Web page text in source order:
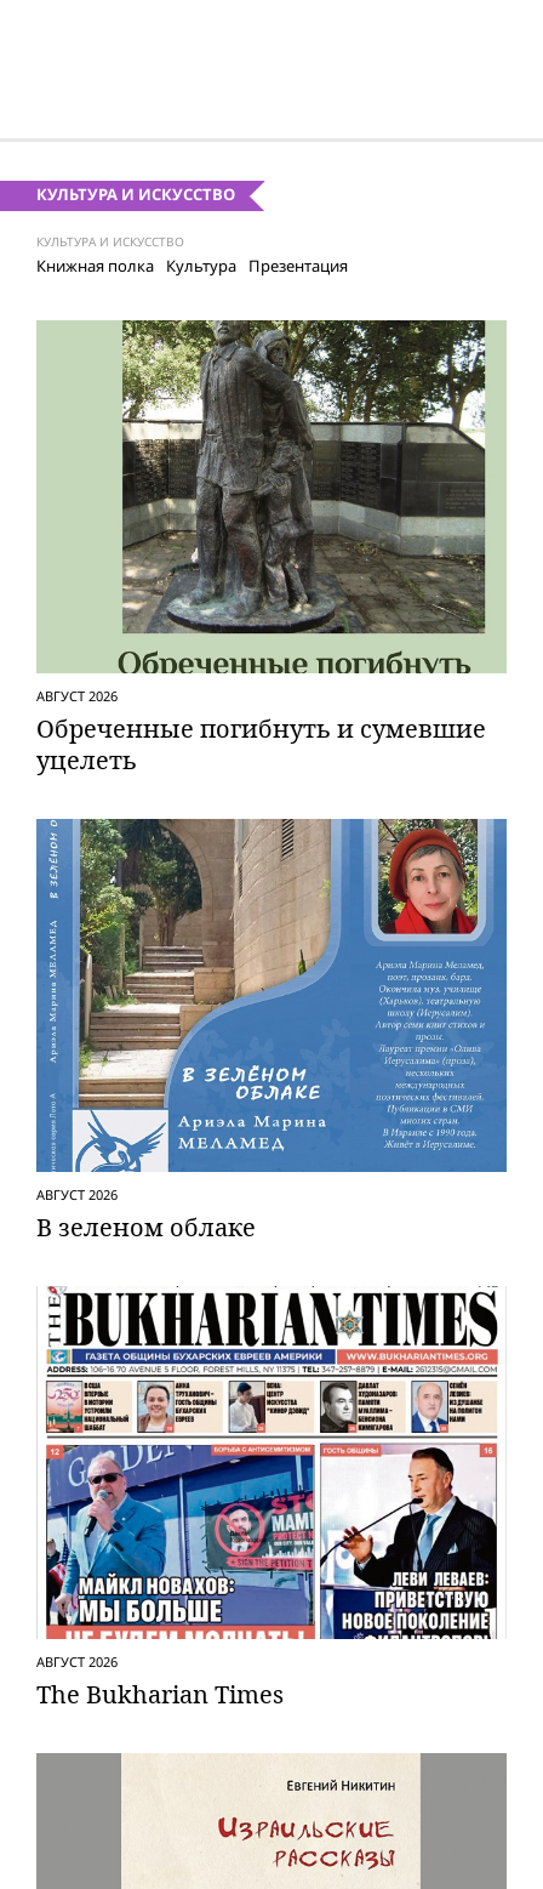
КУЛЬТУРА И ИСКУССТВО
КУЛЬТУРА И ИСКУССТВО
Книжная полка Культура Презентация
АВГУСТ 2026
Обреченные погибнуть и сумевшие
уцелеть
АВГУСТ 2026
В зеленом облаке
АВГУСТ 2026
The Bukharian Times